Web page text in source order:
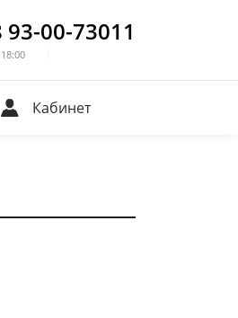
93-00-73011
Кабинет